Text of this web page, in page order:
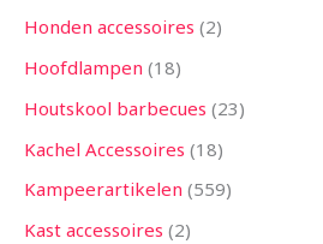
Honden accessoires 2
Hoofdlampen 18
Houtskool barbecues 23
Kachel Accessoires 18
Kampeerartikelen 559
Kast accessoires 2